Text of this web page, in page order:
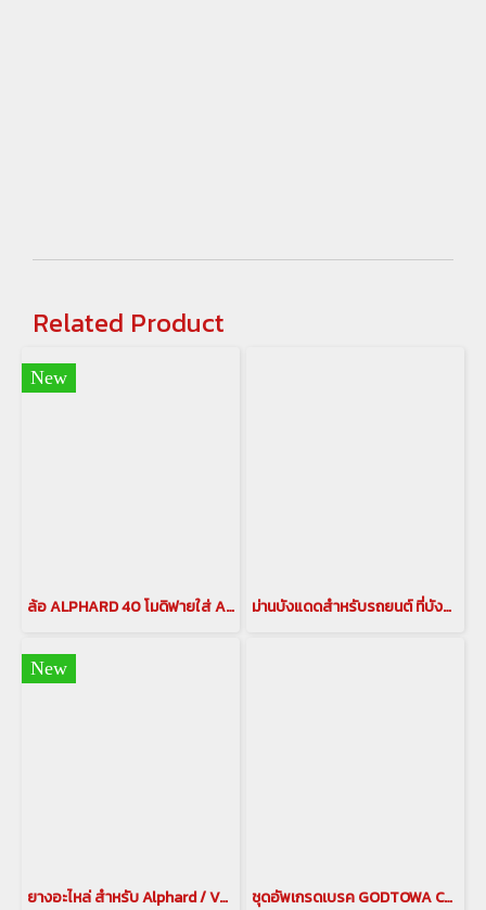
Related Product
New
ล้อ ALPHARD 40 โมดิฟายใส่ ALPHARD 30 ม่านบังแดดสำหรับรถยนต์ ที่บังแดดอัลพาร์ด ม่านบังแดดอัลพาร์ด ม่านอัลพาร์ด เวลไฟร์ อลูมิเนียมบังแดด กันแดดอัลพาร์ด เวลไฟร์ ม่านกันยูวี ALPHARD/VELLFIRE(copy)(copy)(copy)(copy)(copy)
New
ยางอะไหล่ สำหรับ Alphard / Vellfire 40 ชุดอัพเกรดเบรค GODTOWA CALIPER BREAK คาลิปเปอร์เบรก ดิสเบรค GODTOWA สำหรับรถยนต์ ALPHARD / VELLFIRE 30 รุ่นปี 2015-2022(copy)(copy)